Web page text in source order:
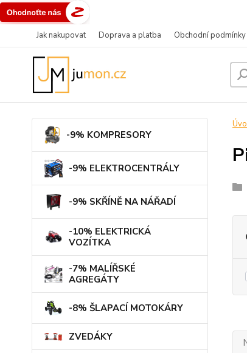
Jak nakupovat Doprava a platba Obchodní podmínky
-9% KOMPRESORY
-9% ELEKTROCENTRÁLY
-9% SKŘÍNĚ NA NÁŘADÍ
-10% ELEKTRICKÁ
VOZÍTKA
-7% MALÍŘSKÉ
AGREGÁTY
-8% ŠLAPACÍ MOTOKÁRY
ZVEDÁKY